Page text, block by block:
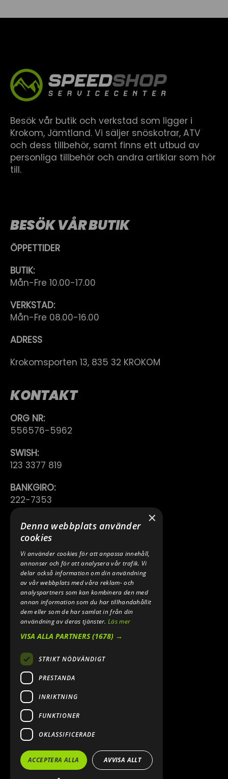
Besök vår butik och verkstad som ligger i
Krokom, Jämtland. Vi säljer snöskotrar, ATV
och dess tillbehör, samt finns ett utbud av
personliga tillbehör och andra artiklar som hör
till.
BESÖK VÅR BUTIK
ÖPPETTIDER
BUTIK:
Mån-Fre 10.00-17.00
VERKSTAD:
Mån-Fre 08.00-16.00
ADRESS
Krokomsporten 13, 835 32 KROKOM
KONTAKT
ORG NR:
556576-5962
SWISH:
123 3377 819
BANKGIRO:
222-7353
TELEFON:
0640 200 50
E-POST:
INFO@SPEEDSHOPEN.SE
ÅNGRA MITT KÖP
2026. ALL RIGHTS RESERVED.
POWERED BY EMPORI CMS
×
Denna webbplats använder
cookies
Vi använder cookies för att anpassa innehåll,
annonser och för att analysera vår trafik. Vi
delar också information om din användning
av vår webbplats med våra reklam- och
analyspartners som kan kombinera den med
annan information som du har tillhandahållit
dem eller som de har samlat in från din
användning av deras tjänster.Läs mer
VISA ALLA PARTNERS(1678) →
STRIKT NÖDVÄNDIGT
PRESTANDA
INRIKTNING
FUNKTIONER
OKLASSIFICERADE
ACCEPTERA ALLA AVVISA ALLT